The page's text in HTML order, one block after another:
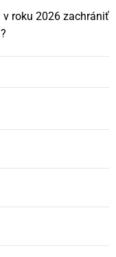
v roku 2026 zachrániť